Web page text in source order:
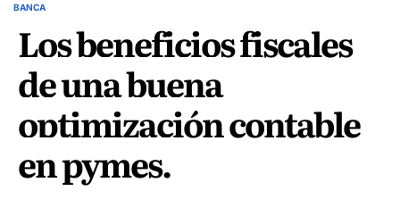
POSTED
BANCA
Los beneficios fiscales
de una buena
optimización contable
en pymes.